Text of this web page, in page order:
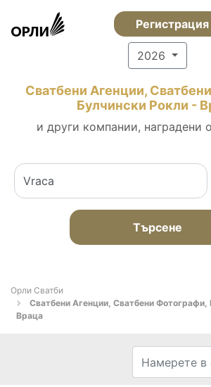
Регистрация
2026
Сватбени Агенции,
Булчински Рокли -
и други компании, наградени
Търсене
Орли Сватби
Сватбени Агенции, Сватбени Фотографи,
Враца